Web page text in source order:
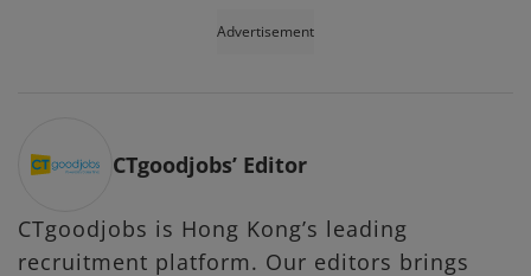
Advertisement
CTgoodjobs’ Editor
CTgoodjobs is Hong Kong’s leading
recruitment platform. Our editors brings